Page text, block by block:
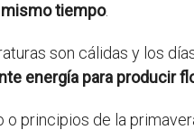
tiempo.
son cálidas y los
energía para producir
principios de la